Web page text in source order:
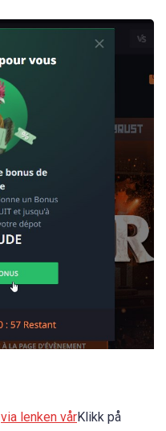
via lenken vårKlikk på